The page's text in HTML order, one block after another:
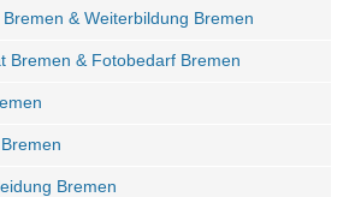
& Weiterbildung Bremen
Bremen & Fotobedarf Bremen
Bremen